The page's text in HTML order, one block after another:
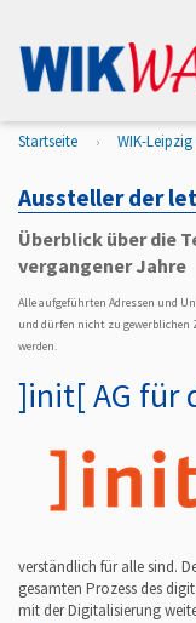
Startseite WIK-Leipzig
Aussteller der
Überblick über die
vergangener Jahre
Alle aufgeführten Adressen und
und dürfen nicht zu gewerblichen
werden.
]init[ AG für
verständlich für alle sind.
gesamten Prozess des
mit der Digitalisierung